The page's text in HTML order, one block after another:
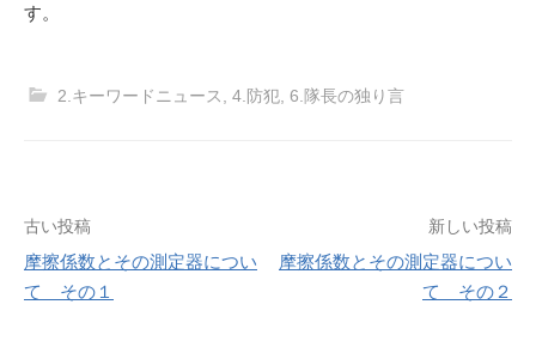
す。
2.キーワードニュース 4.防犯 6.隊長の独り言
投
稿
古い投稿
摩擦係数とその測定器につい
て その１
新しい投稿
摩擦係数とその測定器につい
て その２